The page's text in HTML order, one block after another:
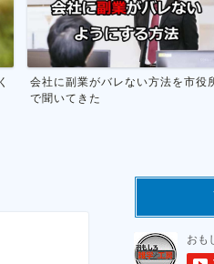
役所
お酒をやめる為にアルコール
行った話